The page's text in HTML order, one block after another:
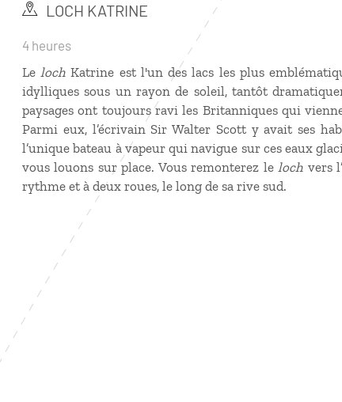
LOCH KATRINE
4 heures
Le loch Katrine est l'un des lacs les plus
idylliques sous un rayon de soleil, tantôt
paysages ont toujours ravi les Britanniques qui
Parmi eux, l’écrivain Sir Walter Scott y avait ses
l’unique bateau à vapeur qui navigue sur ces eaux
vous louons sur place. Vous remonterez le loch vers
rythme et à deux roues, le long de sa rive sud.